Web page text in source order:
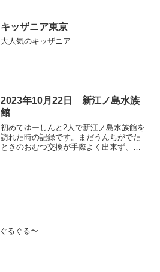
た。 800円で幼児2人は無料。また来る
かどうか…というよ...
キッザニア東京
大人気のキッザニア
2023年10月22日 新江ノ島水族
館
初めてゆーしんと2人で新江ノ島水族館を
訪れた時の記録です。まだうんちがでた
ときのおむつ交換が手際よく出来ず、男
ぐるぐる〜